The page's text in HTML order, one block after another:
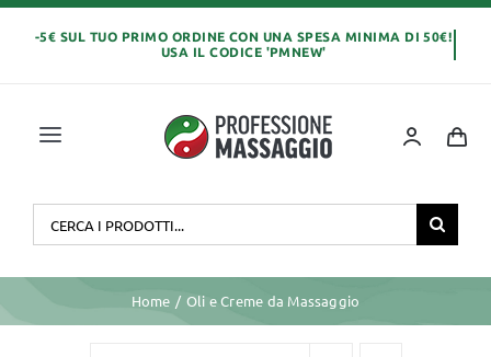
Salta
Toggle
Cerca
per:
Home Oli e Creme da Massaggio